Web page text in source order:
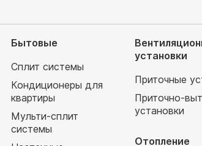
Бытовые
Сплит системы
Кондиционеры для
квартиры
Мульти-сплит
системы
установки
Приточные
Приточно-
установки
Отопление